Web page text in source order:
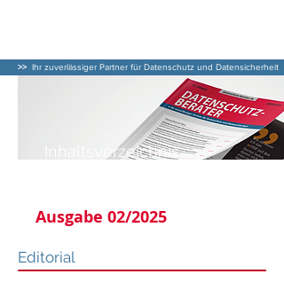
>> Ihr zuverlässiger Partner für Datenschutz und Datensicherheit
Inhaltsverzeichnis
Ausgabe 02/2025
Editorial